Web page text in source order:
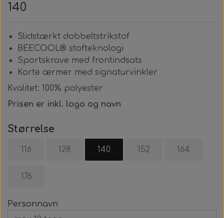
140
Slidstærkt dobbeltstrikstof
BEECOOL® stofteknologi
Sportskrave med frontindsats
Korte ærmer med signaturvinkler
Kvalitet: 100% polyester
Prisen er inkl. logo og navn
Størrelse
116 128 140 152 164
176
Personnavn